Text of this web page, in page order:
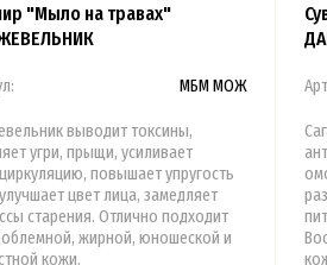
"Мыло на травах"
МБМ МОЖ
выводит токсины,
угри, прыщи, усиливает
повышает упругость
цвет лица, замедляет
старения. Отлично подходит
жирной, юношеской и
кожи.